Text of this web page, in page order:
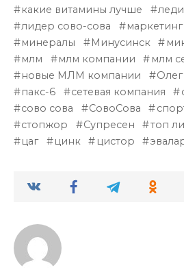
какие витамины лучше
лидер сово-сова
маркетинг
минералы
Минусинск
млм
млм компании
млм
новые МЛМ компании
пакс-6
сетевая компания
сово сова
СовоСова
стопжор
Супресен
топ
цаг
цинк цистор